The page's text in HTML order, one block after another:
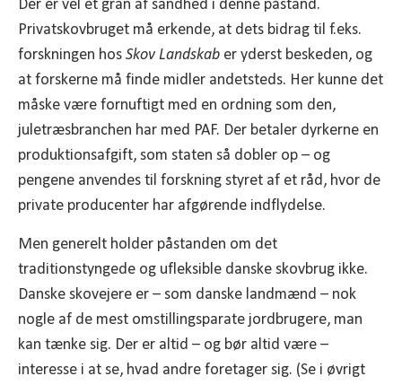
Der er vel et gran af sandhed i denne påstand.
Privatskovbruget må erkende, at dets bidrag til f.eks.
forskningen hos Skov Landskab er yderst beskeden, og
at forskerne må finde midler andetsteds. Her kunne det
måske være fornuftigt med en ordning som den,
juletræsbranchen har med PAF. Der betaler dyrkerne en
produktionsafgift, som staten så dobler op – og
pengene anvendes til forskning styret af et råd, hvor de
private producenter har afgørende indflydelse.
Men generelt holder påstanden om det
traditionstyngede og ufleksible danske skovbrug ikke.
Danske skovejere er – som danske landmænd – nok
nogle af de mest omstillingsparate jordbrugere, man
kan tænke sig. Der er altid – og bør altid være –
interesse i at se, hvad andre foretager sig. (Se i øvrigt